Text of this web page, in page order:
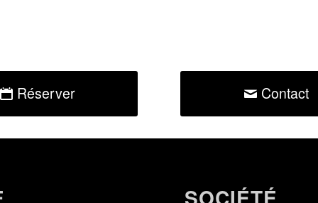
Réserver Contact